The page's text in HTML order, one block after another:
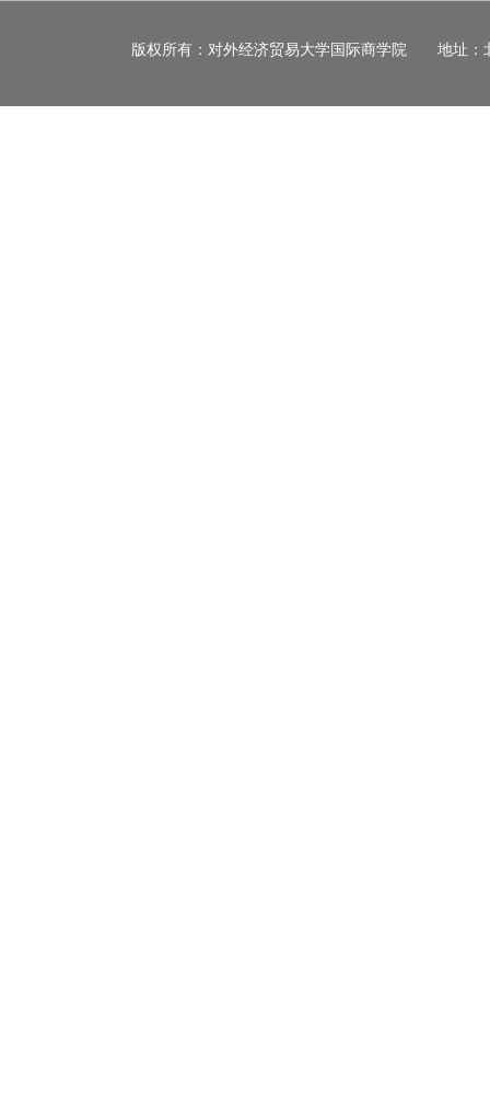
版权所有：对外经济贸易大学国际商学院 地址：